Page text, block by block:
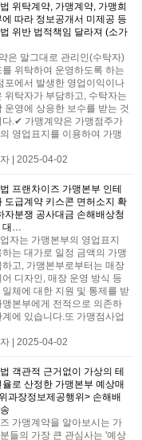
위탁계약, 가맹계약, 가맹희
에 따라 정보공개서 미제공 등
위반 법적책임 달라져 (소가
은 말그대로 관리인(수탁자)
위탁하여 운영하도록 하는
포에서 발생한 영업이익이나
위탁자가 부담하고, 수탁자는
운영에 상응한 보수를 받는 것
다.​✔ 가맹계약은 가맹점주가
영업표지를 이용하여 가맹
| 2025-04-02
프랜차이즈 가맹본부 인테
도급계약 키스콘 면허소지 확
자분쟁 공사대금 손해배상청
대…
자는 가맹본부의 영업표지
하는 대가로 일정 금액의 가맹
하고, 가맹본부로부터는 매장
디자인, 매장 운영 방식 등
일체에 대한 지원 및 통제를 받
맹본부에게 전적으로 의존하
계에 있습니다.​또 가맹점사업
| 2025-04-02
객관적 근거없이 가상의 테
율로 산정한 가맹본부 예상매
과장정보제공행위> 손해배
가맹계약을 알아보시는 가
들의 가장 큰 관심사는 '예상